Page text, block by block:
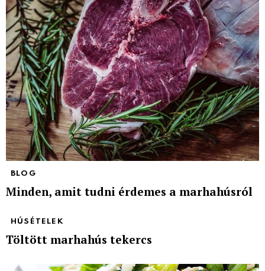
BLOG
Minden, amit tudni érdemes a marhahúsról
HÚSÉTELEK
Töltött marhahús tekercs